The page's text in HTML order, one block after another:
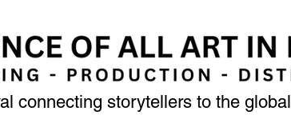
connecting storytellers to the